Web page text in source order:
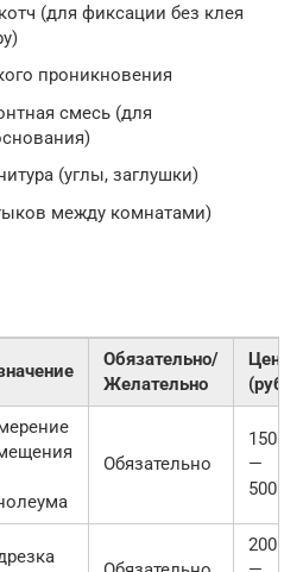
(для фиксации без клея
проникновения
смесь (для
(углы, заглушки)
между комнатами)
Обязательно/
Желательно
Цена
(руб.)
Обязательно
150
—
500
200